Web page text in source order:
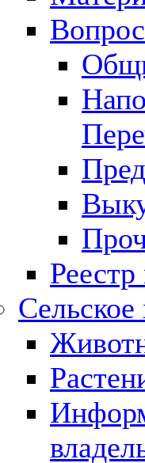
Сельское